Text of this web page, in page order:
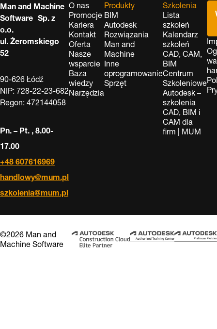
Man and Machine
Software Sp. z
o.o.
ul. Żeromskiego
52
90-626 Łódź
NIP: 728-22-23-682
Regon: 472144058
Pn. – Pt. , 8.00-
17.00
+48 607616969
handlowy@mum.pl
szkolenia@mum.pl
O nas
Promocje
Kariera
Kontakt
Oferta
Nasze
wsparcie
Baza
wiedzy
Narzędzia
Produkty
BIM
Autodesk
Rozwiązania
Man and
Machine
Inne
oprogramowanie
Sprzęt
Szkolenia
Lista
szkoleń
Kalendarz
szkoleń
CAD, CAM,
BIM
Centrum
Szkoleniowe
Autodesk –
szkolenia
CAD, BIM i
CAM dla
firm | MUM
©2026 Man and
Machine Software